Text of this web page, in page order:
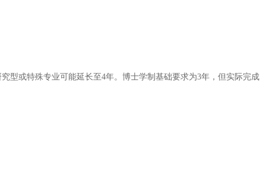
型或特殊专业可能延长至4年。博士学制基础要求为3年，但实际完成